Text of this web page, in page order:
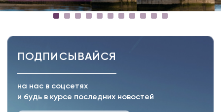
ПОДПИСЫВАЙСЯ
на нас в соцсетях
и будь в курсе последних новостей